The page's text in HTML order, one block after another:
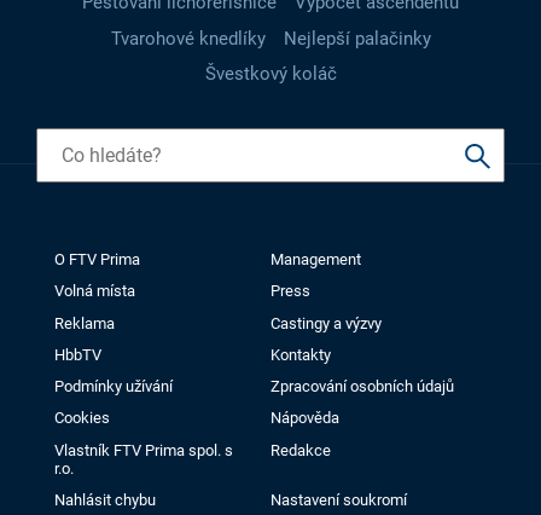
Tvarohové knedlíky
Nejlepší palačinky
Švestkový koláč
O FTV Prima
Management
Volná místa
Press
Reklama
Castingy a výzvy
HbbTV
Kontakty
Podmínky užívání
Zpracování osobních údajů
Cookies
Nápověda
Vlastník FTV Prima spol. s
r.o.
Redakce
Nahlásit chybu Nastavení soukromí